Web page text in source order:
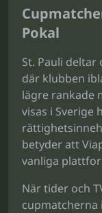
Pokal
St. Pauli deltar
där klubben
lägre rankade
visas i Sverige
betyder att
vanliga
När tider och
cupmatcherna